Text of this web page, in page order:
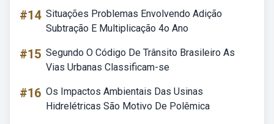
#14 Situações Problemas Envolvendo Adição
Subtração E Multiplicação 4o Ano
#15 Segundo O Código De Trânsito Brasileiro As
Vias Urbanas Classificam-se
#16 Os Impactos Ambientais Das Usinas
Hidrelétricas São Motivo De Polêmica